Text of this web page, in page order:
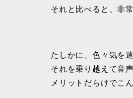
それと比べると、非
たしかに、色々気を
それを乗り越えて音
メリットだらけでこ